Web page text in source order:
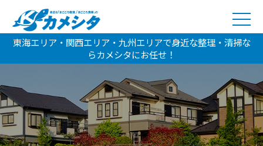
東海エリア・関西エリア・九州エリアで身近な整理・清掃な
らカメシタにお任せ！